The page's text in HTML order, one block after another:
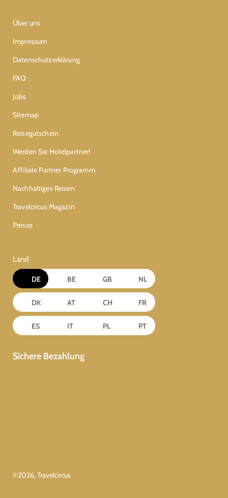
Über uns
Impressum
Datenschutzerklärung
FAQ
Jobs
Sitemap
Reisegutschein
Werden Sie Hotelpartner!
Affiliate Partner Programm
Nachhaltiges Reisen
Travelcircus Magazin
Presse
Land
DE BE GB NL
DK AT CH FR
ES IT PL PT
Sichere Bezahlung
©2026, Travelcircus